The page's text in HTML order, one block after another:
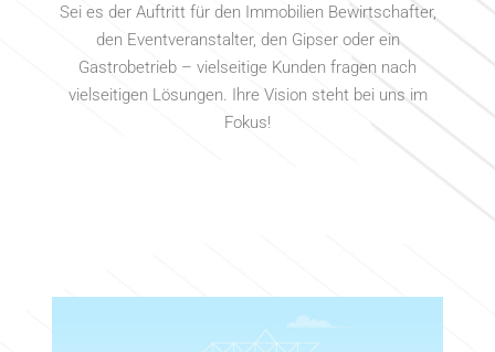
Sei es der Auftritt für den Immobilien Bewirtschafter,
den Eventveranstalter, den Gipser oder ein
Gastrobetrieb – vielseitige Kunden fragen nach
vielseitigen Lösungen. Ihre Vision steht bei uns im
Fokus!